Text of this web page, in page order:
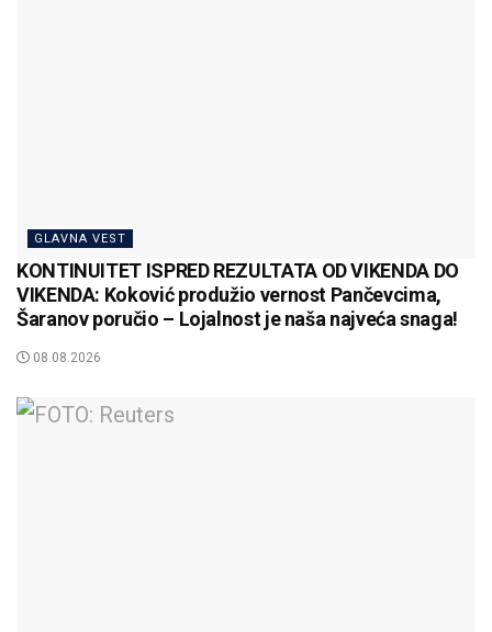
GLAVNA VEST
KONTINUITET ISPRED REZULTATA OD VIKENDA DO
VIKENDA: Koković produžio vernost Pančevcima,
Šaranov poručio – Lojalnost je naša najveća snaga!
08.08.2026